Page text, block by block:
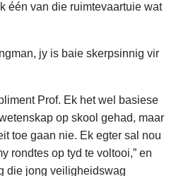
één van die ruimtevaartuie wat
jy is baie skerpsinnig vir
Prof. Ek het wel basiese
op skool gehad, maar
toe gaan nie. Ek egter sal nou
rondtes op tyd te voltooi,” en
die jong veiligheidswag